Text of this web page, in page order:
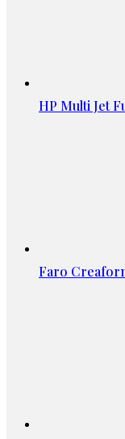
HP Multi Jet
Faro